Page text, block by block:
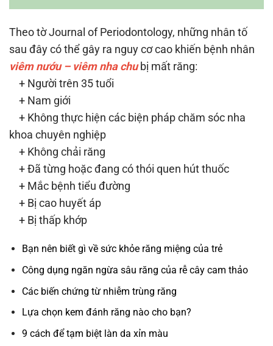
Theo tờ Journal of Periodontology, những nhân tố
sau đây có thể gây ra nguy cơ cao khiến bệnh nhân
viêm nướu – viêm nha chubị mất răng:
+ Người trên 35 tuổi
+ Nam giới
+ Không thực hiện các biện pháp chăm sóc nha
khoa chuyên nghiệp
+ Không chải răng
+ Đã từng hoặc đang có thói quen hút thuốc
+ Mắc bệnh tiểu đường
+ Bị cao huyết áp
+ Bị thấp khớp
Bạn nên biết gì về sức khỏe răng miệng của trẻ
Công dụng ngăn ngừa sâu răng của rễ cây cam thảo
Các biến chứng từ nhiễm trùng răng
Lựa chọn kem đánh răng nào cho bạn?
9 cách để tạm biệt làn da xỉn màu